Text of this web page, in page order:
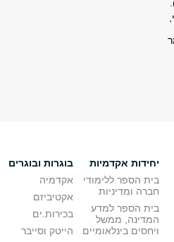
יחידות אקדמיות
בית הספר ללימודי
חברה ומדיניות
בית הספר למדע
המדינה, ממשל
ויחסים בינלאומיים
בוגרות ובוגרים
אקדמיה
אקטיביזם
בכירות.ים
הייטק וסייבר